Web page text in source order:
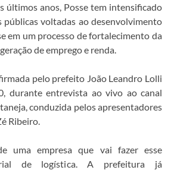
últimos anos, Posse tem intensificado
públicas voltadas ao desenvolvimento
em um processo de fortalecimento da
de emprego e renda.
pelo prefeito João Leandro Lolli
durante entrevista ao vivo ao canal
conduzida pelos apresentadores
Ribeiro.
uma empresa que vai fazer esse
de logística. A prefeitura já